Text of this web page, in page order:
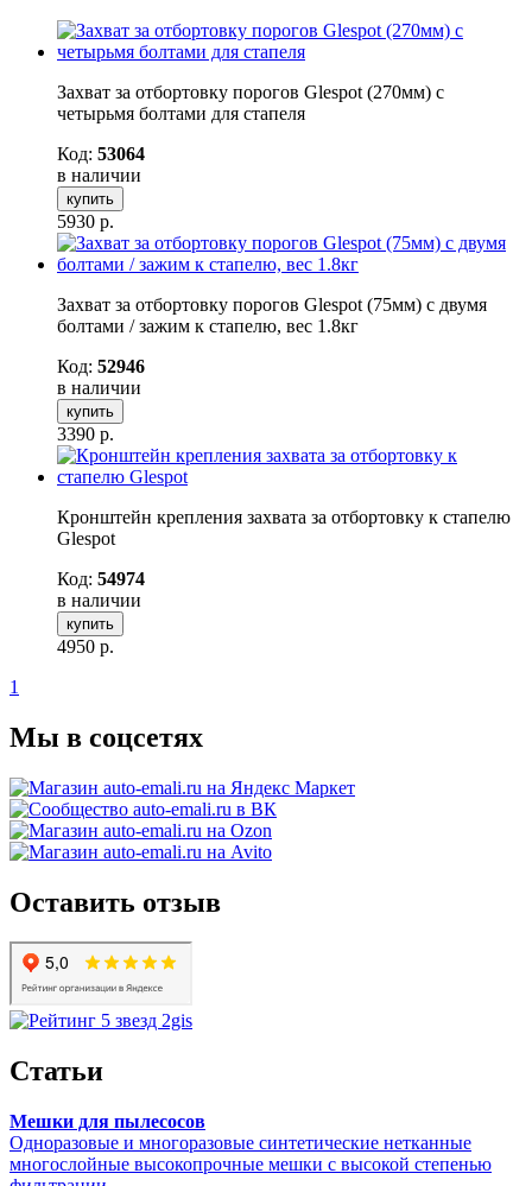
Захват за отбортовку порогов Glespot (270мм) с
четырьмя болтами для стапеля
Код: 53064
в наличии
купить
5930 р.
Захват за отбортовку порогов Glespot (75мм) с двумя
болтами / зажим к стапелю, вес 1.8кг
Код: 52946
в наличии
купить
3390 р.
Кронштейн крепления захвата за отбортовку к стапелю
Glespot
Код: 54974
в наличии
купить
4950 р.
1
Мы в соцсетях
Оставить отзыв
Статьи
Мешки для пылесосов
Одноразовые и многоразовые синтетические нетканные
многослойные высокопрочные мешки с высокой степенью